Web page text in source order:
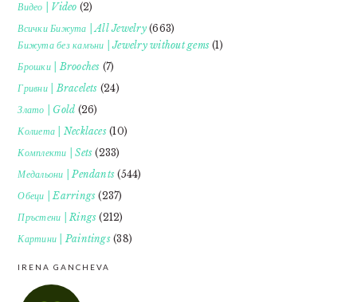
Видео | Video (2)
Всички Бижута | All Jewelry(663)
Бижута без камъни | Jewelry without gems (1)
Брошки | Brooches (7)
Гривни | Bracelets (24)
Злато | Gold (26)
Колиета | Necklaces(10)
Комплекти | Sets (233)
Медальони | Pendants (544)
Обеци | Earrings (237)
Пръстени | Rings (212)
Картини | Paintings(38)
IRENA GANCHEVA